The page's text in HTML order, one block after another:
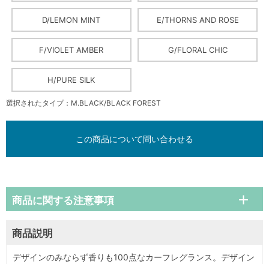
D/LEMON MINT E/THORNS AND ROSE
F/VIOLET AMBER G/FLORAL CHIC
H/PURE SILK
選択されたタイプ：M.BLACK/BLACK FOREST
この商品について問い合わせる
商品説明
デザインのみならず香りも100点なカーフレグランス。デザイン
商品に関する注意事項